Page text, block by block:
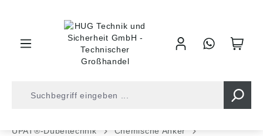
UPAT®-Dübeltechnik
Chemische Anker